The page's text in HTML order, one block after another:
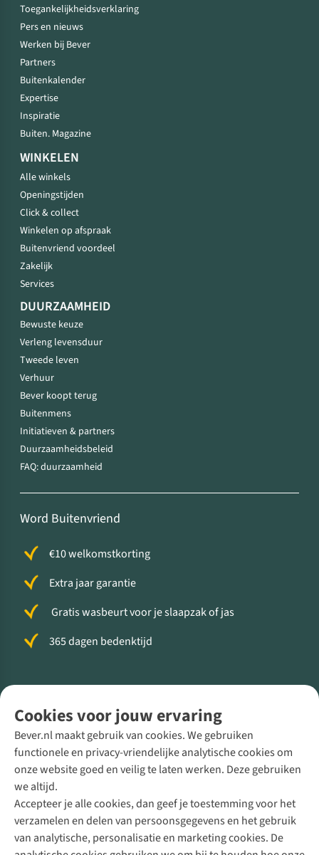
Cookies voor jouw ervaring
Bever.nl maakt gebruik van cookies. We gebruiken
functionele en privacy-vriendelijke analytische cookies om
onze website goed en veilig te laten werken. Deze gebruiken
we altijd.
Accepteer je alle cookies, dan geef je toestemming voor het
verzamelen en delen van persoonsgegevens en het gebruik
van analytische, personalisatie en marketing cookies. De
Toegankelijkheidsverklaring
Pers en nieuws
Werken bij Bever
Partners
Buitenkalender
Expertise
Inspiratie
Buiten. Magazine
WINKELEN
Alle winkels
Openingstijden
Click & collect
Winkelen op afspraak
Buitenvriend voordeel
Zakelijk
Services
DUURZAAMHEID
Bewuste keuze
Verleng levensduur
Tweede leven
Verhuur
Bever koopt terug
Buitenmens
Initiatieven & partners
Duurzaamheidsbeleid
FAQ: duurzaamheid
Word Buitenvriend
€10 welkomstkorting
Extra jaar garantie
Gratis wasbeurt voor je slaapzak of jas
365 dagen bedenktijd
Direct advies van een Buitenexpert
+31 (0)85 888 50 88
+31 6 12 28 49 80